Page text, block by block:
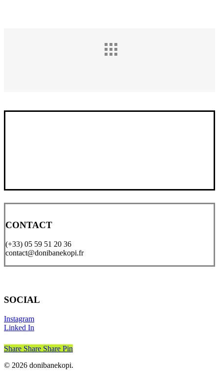
CONTACT
(+33) 05 59 51 20 36
contact@donibanekopi.fr
SOCIAL
Instagram
Linked In
Share Share Share Pin
© 2026 donibanekopi.